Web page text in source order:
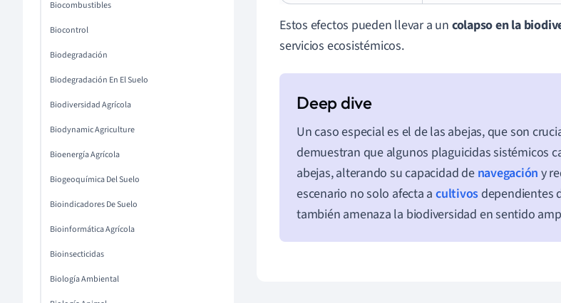
Biocombustibles
Biocontrol
Biodegradación
Biodegradación En El Suelo
Biodiversidad Agrícola
Biodynamic Agriculture
Bioenergía Agrícola
Biogeoquímica Del Suelo
Bioindicadores De Suelo
Bioinformática Agrícola
Bioinsecticidas
Biología Ambiental
Estos efectos pueden llevar a un colapso en la
servicios ecosistémicos.
Un caso especial es el de las abejas, que son
demuestran que algunos plaguicidas sistémicos
abejas, alterando su capacidad de navegación y
escenario no solo afecta acultivos dependientes
también amenaza la biodiversidad en sentido